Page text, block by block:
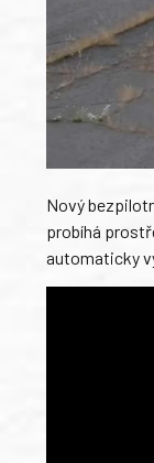
Nový
probíhá
automaticky